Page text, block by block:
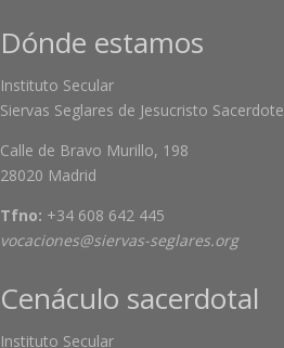
Dónde estamos
Instituto Secular
Siervas Seglares de Jesucristo Sacerdote
Calle de Bravo Murillo, 198
28020 Madrid
Tfno: +34 608 642 445
vocaciones@siervas-seglares.org
Cenáculo sacerdotal
Instituto Secular